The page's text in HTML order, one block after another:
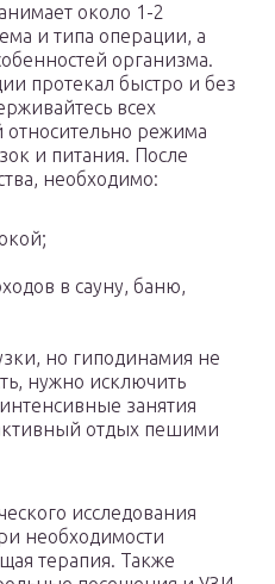
около 1-2
и типа операции, а
организма.
протекал быстро и без
всех
режима
и питания. После
необходимо:
в сауну, баню,
но гиподинамия не
нужно исключить
занятия
отдых пешими
исследования
необходимости
терапия. Также